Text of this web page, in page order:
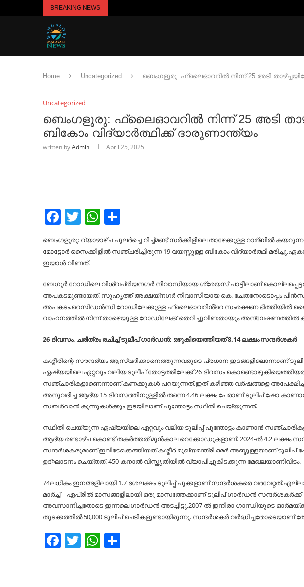
BREAKING NEWS
Home Uncategorized ബെംഗളൂരു: ഫ്ലൈഓവറില്‍ നിന്ന് 25 അടി
Uncategorized
ബെംഗളൂരു: ഫ്ലൈഓവറില്‍ നിന്ന് 25 അടി
ബികോം വിദ്യാര്‍ത്ഥിക്ക് ദാരുണാന്ത്യം
written byAdmin April 25, 2025
Facebook
TwitterWhatsApp
ബെംഗളൂരു: വ്യാഴാഴ്ച പുലർച്ചെ റിച്ച്‌മണ്ട് സർക്കിളിലെ താഴേക്കുള്ള റാമ്ബില്‍
മോട്ടോർ സൈക്കിളില്‍ സഞ്ചരിച്ചിരുന്ന 19 വയസ്സുള്ള ബികോം വിദ്യാർത്ഥി
ഇയാള്‍ വീണത്.
ബേഗൂർ റോഡിലെ വിശ്വപ്രിയനഗർ നിവാസിയായ ശ്രേയസ് പാട്ടീലാണ്
അപകടമുണ്ടായത്. സുഹൃത്ത് അക്ഷയ്നഗർ നിവാസിയായ കെ. ചേതനോടൊപ്പം
അപകടം.റെസിഡൻസി റോഡിലേക്കുള്ള ഫ്ലൈഓവറിൻ്റെ സംരക്ഷണ ഭിത്തിയില്‍
വാഹനത്തില്‍ നിന്ന് താഴെയുള്ള റോഡിലേക്ക് തെറിച്ചുവീണതായും അന്വേഷണത്തില്‍
26 ദിവസം, ചരിത്രം രചിച്ച്‌ ടുലീപ് ഗാര്‍ഡൻ; ഒഴുകിയെത്തിയത് 8.14 ലക്ഷം സന്ദര്‍ശകര്‍
കശ്മീരിന്റെ സൗന്ദര്യം ആസ്വദിക്കാനെത്തുന്നവരുടെ പ്രധാന ഇടങ്ങളിലൊന്നാണ്
ഏഷ്യയിലെ ഏറ്റവും വലിയ ടുലീപ് തോട്ടത്തിലേക്ക് 26 ദിവസം കൊണ്ടൊഴുകിയെത്തിയത്
സഞ്ചാരികളാണെന്നാണ് കണക്കുകള്‍ പറയുന്നത്.ഇത് കഴിഞ്ഞ വര്‍ഷങ്ങളെ അപേക്ഷിച്ച്‌
അനുവദിച്ച ആദ്യ 15 ദിവസത്തിനുള്ളില്‍ തന്നെ 4.46 ലക്ഷം പേരാണ് ടൂലിപ് ഷോ
സബര്‍വാന്‍ കുന്നുകള്‍ക്കും ഇടയിലാണ് പൂന്തോട്ടം സ്ഥിതി ചെയ്യുന്നത്.
സ്ഥിതി ചെയ്യുന്ന ഏഷ്യയിലെ ഏറ്റവും വലിയ ടുലിപ്പ് പൂന്തോട്ടം കാണാൻ
ആദ്യ രണ്ടാഴ്ച കൊണ്ട് തകര്‍ത്തത് മുന്‍കാല റെക്കോഡുകളാണ്. 2024-ല്‍ 4.2 ലക്ഷം
സന്ദര്‍ശകരുമാണ് ഇവിടേക്കെത്തിയത്.കശ്മീര്‍ മുഖ്യമന്ത്രി ഒമര്‍ അബ്ദുള്ളയാണ്
ഉദ്ഘാടനം ചെയ്തത്. 450 കനാല്‍ വിസ്തൃതിയില്‍ വ്യാപിച്ചുകിടക്കുന്ന മേഖലയാണിവിടം.
74ലധികം ഇനങ്ങളിലായി 1.7 ദശലക്ഷം ടുലിപ്പ് പൂക്കളാണ് സന്ദര്‍ശകരെ
മാര്‍ച്ച്‌ – ഏപ്രില്‍ മാസങ്ങളിലായി ഒരു മാസത്തേക്കാണ് ടുലിപ് ഗാര്‍ഡന്‍
അവസാനിച്ചതോടെ ഇന്നലെ ഗാര്‍ഡന്‍ അടച്ചിട്ടു.2007 ല്‍ ഇന്ദിരാ ഗാന്ധിയുടെ
തുടക്കത്തില്‍ 50,000 ടുലിപ് ചെടികളുണ്ടായിരുന്നു. സന്ദര്‍ശകര്‍ വർദ്ധിച്ചതോടെയാണ്
Facebook
TwitterWhatsApp